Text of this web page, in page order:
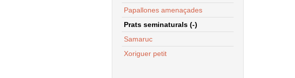
Papallones amenaçades
Prats seminaturals (-)
Samaruc
Xoriguer petit